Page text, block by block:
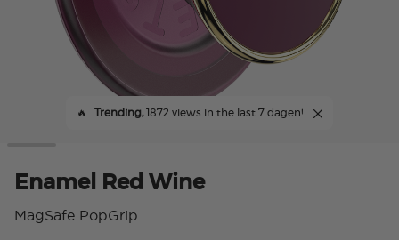
🔥 Trending,1872 views in the last 7 dagen!
Enamel Red Wine
MagSafe PopGrip